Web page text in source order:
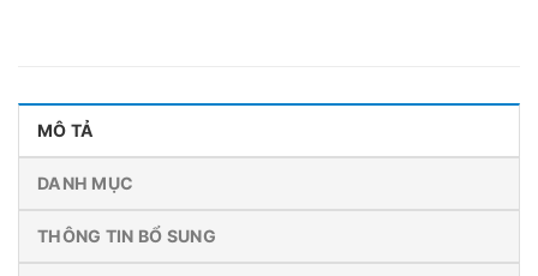
MÔ TẢ
DANH MỤC
THÔNG TIN BỔ SUNG